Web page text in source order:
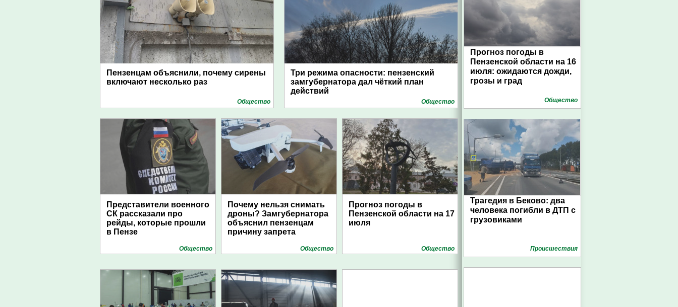
Пензенцам объяснили, почему сирены
включают несколько раз
Общество
Три режима опасности: пензенский
замгубернатора дал чёткий план
действий
Общество
Представители военного
СК рассказали про
рейды, которые прошли
в Пензе
Общество
Почему нельзя снимать
дроны? Замгубернатора
объяснил пензенцам
причину запрета
Общество
Прогноз погоды в
Пензенской области на 17
июля
Общество
Прогноз погоды в
Пензенской области на 16
июля: ожидаются дожди,
грозы и град
Общество
Трагедия в Беково: два
человека погибли в ДТП с
грузовиками
Проиcшествия